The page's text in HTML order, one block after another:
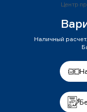
Центр
Наличный